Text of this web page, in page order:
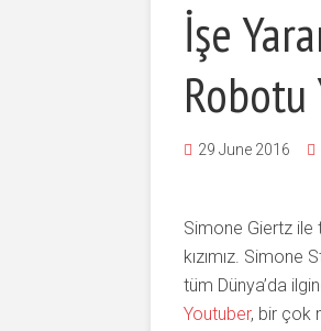
İşe
Robotu
29 June 2016
Simone Giertz ile
kızımız.
tüm Dünya’da
Youtuber, bir çok